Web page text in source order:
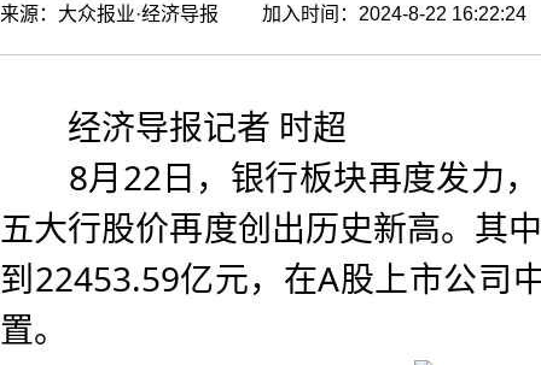
来源：大众报业·经济导报 加入时间：2024-8-22
经济导报记者 时超
8月22日，银行板块再度发力，
五大行股价再度创出历史新高。其
到22453.59亿元，在A股上市公司
置。